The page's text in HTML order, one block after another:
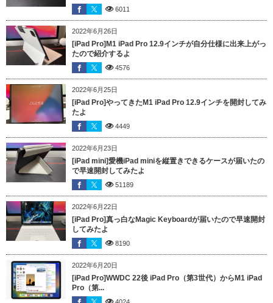
6011
2022年6月26日
[iPad Pro]M1 iPad Pro 12.9インチが自分仕様に出来上がっ
たので紹介するよ
4576
2022年6月25日
[iPad Pro]やってきたM1 iPad Pro 12.9インチを開封してみ
たよ
4449
2022年6月23日
[iPad mini]愛機iPad miniを縦置きできるケースが届いたの
で早速開封してみたよ
51189
2022年6月22日
[iPad Pro]真っ白なMagic Keyboardが届いたので早速開封
してみたよ
8190
2022年6月20日
[iPad Pro]WWDC 22後 iPad Pro（第3世代）からM1 iPad
Pro（第...